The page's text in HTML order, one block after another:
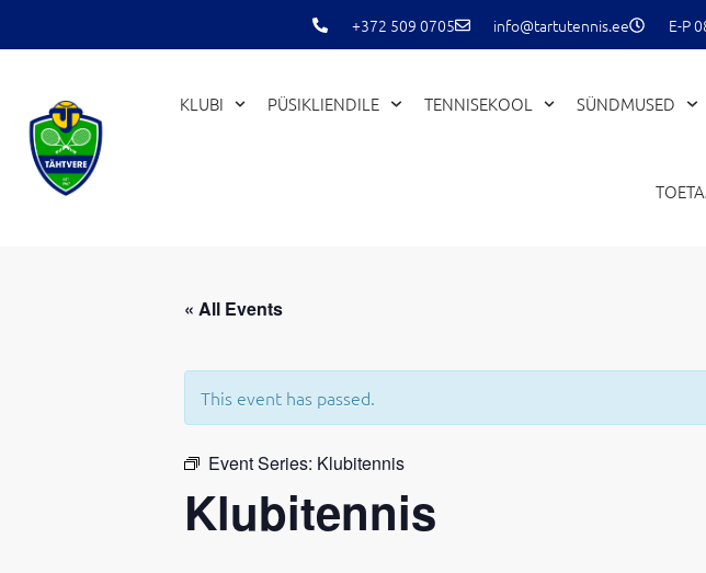
to
+372 509 0705 info@tartutennis.ee E-P
KLUBI PÜSIKLIENDILE TENNISEKOOL SÜNDMUSED
« All Events
This event has passed.
Event Series: Klubitennis
Klubitennis